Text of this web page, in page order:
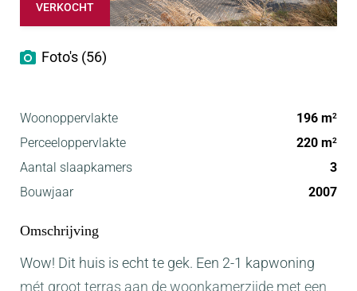
VERKOCHT
Foto's (56)
Woonoppervlakte 196 m2
Perceeloppervlakte 220 m2
Aantal slaapkamers
3
Bouwjaar
2007
Omschrijving
Wow! Dit huis is echt te gek. Een 2-1 kapwoning
mét groot terras aan de woonkamerzijde met een